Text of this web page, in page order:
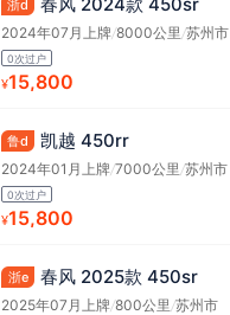
浙d
2024年07月上牌/8000公里/苏州市
0次过户
¥15,800
鲁d 凯越 450rr
2024年01月上牌/7000公里 /苏州市
0次过户
¥15,800
浙e 春风 2025款 450sr
2025年07月上牌/800公里 /苏州市